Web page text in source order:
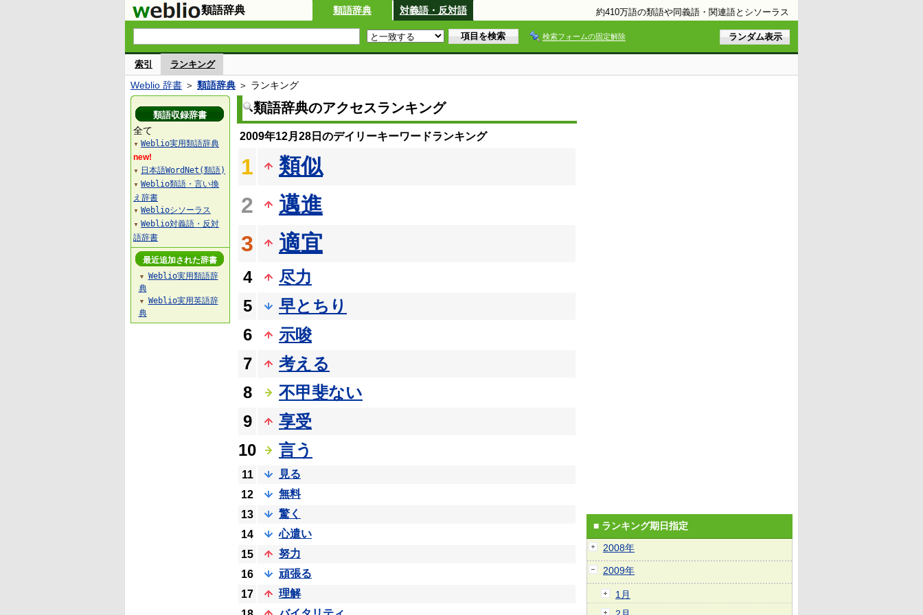
類語辞典 類語辞典 対義語・反対語 約410万語の類語や同義語・関連語とシソーラス
検索フォームの固定解除
索引 ランキング
Weblio 辞書 ＞ 類語辞典 ＞ ランキング
類語辞典のアクセスランキング
2009年12月28日のデイリーキーワードランキング
1
類似
2
邁進
3
適宜
4
尽力
5
早とちり
6
示唆
7
考える
8
不甲斐ない
9
享受
10
言う
11
見る
12
無料
13
驚く
14
心遣い
15
努力
16
頑張る
17
理解
類語収録辞書
全て
▼ Weblio実用類語辞典
new!
▼ 日本語WordNet(類語)
▼ Weblio類語・言い換
え辞書
▼ Weblioシソーラス
▼ Weblio対義語・反対
語辞書
最近追加された辞書
▼
Weblio実用類語辞
典
▼
Weblio実用英語辞
典
■ ランキング期日指定
2008年
2009年
1月